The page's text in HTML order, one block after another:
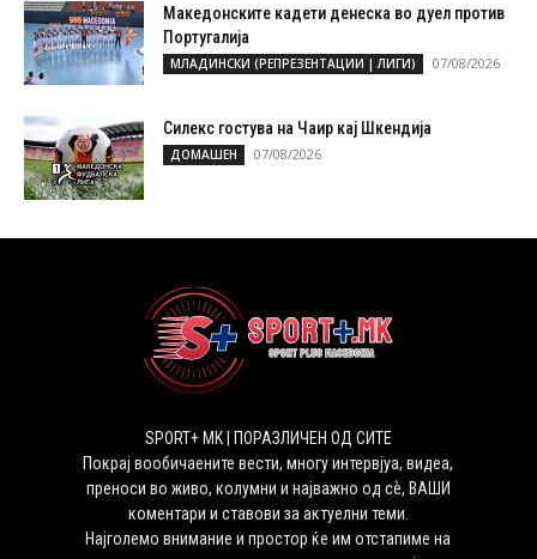
Македонските кадети денеска во дуел против
Португалија
МЛАДИНСКИ (РЕПРЕЗЕНТАЦИИ | ЛИГИ) 07/08/2026
Силекс гостува на Чаир кај Шкендија
ДОМАШЕН 07/08/2026
SPORT+ MK | ПОРАЗЛИЧЕН ОД СИТЕ
Покрај вообичаените вести, многу интервјуа, видеа,
преноси во живо, колумни и најважно од сѐ, ВАШИ
коментари и ставови за актуелни теми.
Најголемо внимание и простор ќе им отстапиме на